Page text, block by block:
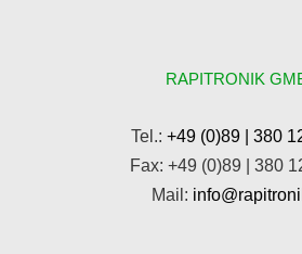
RAPITRONIK
Tel.: +49 (0)89 | 380
Fax: +49 (0)89 | 380
Mail: